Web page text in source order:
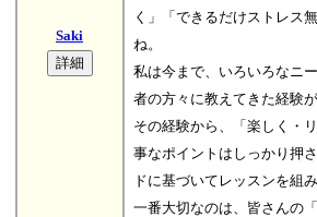
Saki
く」「できるだけストレス
ね。
私は今まで、いろいろなニ
者の方々に教えてきた経験が
その経験から、「楽しく・
事なポイントはしっかり押
ドに基づいてレッスンを組
一番大切なのは、皆さんの